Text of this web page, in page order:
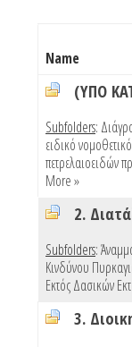
Name
(ΥΠΟ
Subfolders:
ειδικό
πετρελαιοειδών
More »
Subfolders:
Κινδύνου
Εκτός Δασικών
3.